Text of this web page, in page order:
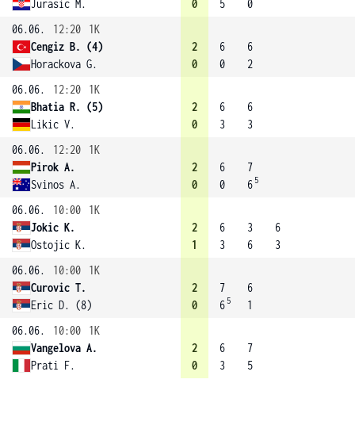
Jurasic M. 0 5
0
06.06.
12:20
1K
Cengiz B. (4)
Horackova G.
2
0
6
0
6
2
06.06.
12:20
1K
Bhatia R. (5)
Likic V.
2
0
6
3
6
3
06.06.
12:20
1K
Pirok A.
Svinos A.
2
0
6
0
7
6 5
06.06. 10:00
1K
Jokic K.
Ostojic K.
2
1
6
3
3
6
6
3
06.06.
10:00
1K
Curovic T.
Eric D. (8)
2
0
7
6 5
6
1
06.06.
10:00
1K
Vangelova A.
Prati F.
2
0
6
3
7
5